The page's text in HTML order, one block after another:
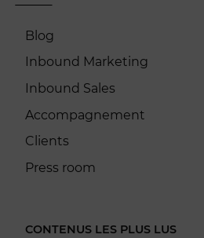
Blog
Inbound Marketing
Inbound Sales
Accompagnement
Clients
Press room
CONTENUS LES PLUS LUS